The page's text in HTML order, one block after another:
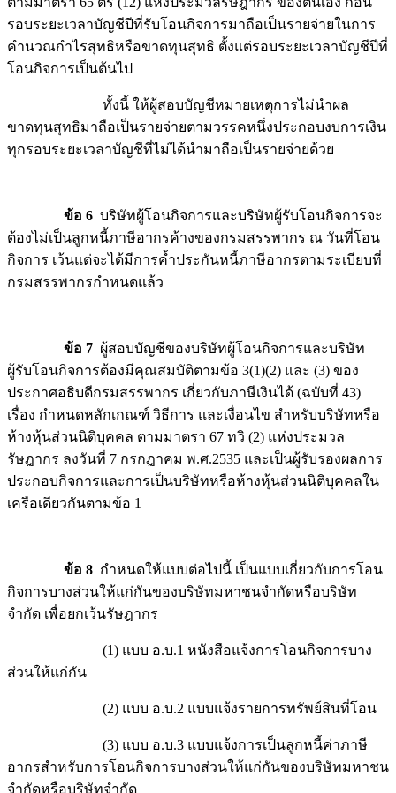
รอบระยะเวลาบัญชีปีที่รับโอนกิจการมาถือเป็นรายจ่ายในการ
คำนวณกำไรสุทธิหรือขาดทุนสุทธิ ตั้งแต่รอบระยะเวลาบัญชีปีที่
โอนกิจการเป็นต้นไป
ทั้งนี้ ให้ผู้สอบบัญชีหมายเหตุการไม่นำผล
ขาดทุนสุทธิมาถือเป็นรายจ่ายตามวรรคหนึ่งประกอบงบการเงิน
ทุกรอบระยะเวลาบัญชีที่ไม่ได้นำมาถือเป็นรายจ่ายด้วย
ข้อ 6 บริษัทผู้โอนกิจการและบริษัทผู้รับโอนกิจการจะ
ต้องไม่เป็นลูกหนี้ภาษีอากรค้างของกรมสรรพากร ณ วันที่โอน
กิจการ เว้นแต่จะได้มีการค้ำประกันหนี้ภาษีอากรตามระเบียบที่
กรมสรรพากรกำหนดแล้ว
ข้อ 7 ผู้สอบบัญชีของบริษัทผู้โอนกิจการและบริษัท
ผู้รับโอนกิจการต้องมีคุณสมบัติตามข้อ 3(1)(2) และ (3) ของ
ประกาศอธิบดีกรมสรรพากร เกี่ยวกับภาษีเงินได้ (ฉบับที่ 43)
เรื่อง กำหนดหลักเกณฑ์ วิธีการ และเงื่อนไข สำหรับบริษัทหรือ
ห้างหุ้นส่วนนิติบุคคล ตามมาตรา 67 ทวิ (2) แห่งประมวล
รัษฎากร ลงวันที่ 7 กรกฎาคม พ.ศ.2535 และเป็นผู้รับรองผลการ
ประกอบกิจการและการเป็นบริษัทหรือห้างหุ้นส่วนนิติบุคคลใน
เครือเดียวกันตามข้อ 1
ข้อ 8 กำหนดให้แบบต่อไปนี้ เป็นแบบเกี่ยวกับการโอน
กิจการบางส่วนให้แก่กันของบริษัทมหาชนจำกัดหรือบริษัท
จำกัด เพื่อยกเว้นรัษฎากร
(1) แบบ อ.บ.1 หนังสือแจ้งการโอนกิจการบาง
ส่วนให้แก่กัน
(2) แบบ อ.บ.2 แบบแจ้งรายการทรัพย์สินที่โอน
(3) แบบ อ.บ.3 แบบแจ้งการเป็นลูกหนี้ค่าภาษี
อากรสำหรับการโอนกิจการบางส่วนให้แก่กันของบริษัทมหาชน
จำกัดหรือบริษัทจำกัด